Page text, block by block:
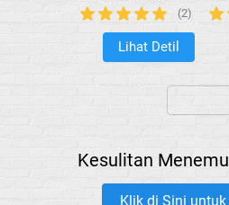
Absorber Big Hook(2)
`
Lihat Detil
Kesulitan
`Klik di Sini